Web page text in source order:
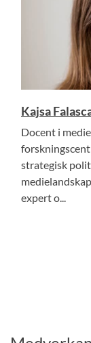
Kajsa
Docent i
strategisk
expert o...